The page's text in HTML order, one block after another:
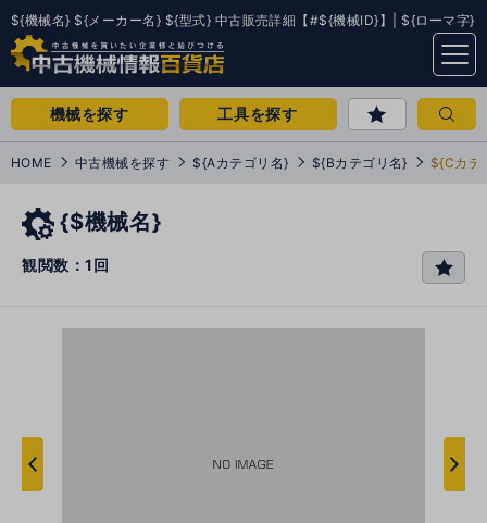
${機械名} ${メーカー名} ${型式} 中古販売詳細【#${機械ID}】| ${ローマ字}
menu
機械を探す 工具を探す
HOME 中古機械を探す ${Aカテゴリ名} ${Bカテゴリ名} ${Cカテ
{$機械名}
観閲数：1回
favo